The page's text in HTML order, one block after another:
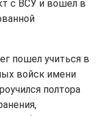
с ВСУ и вошел в
пошел учиться в
войск имени
полтора